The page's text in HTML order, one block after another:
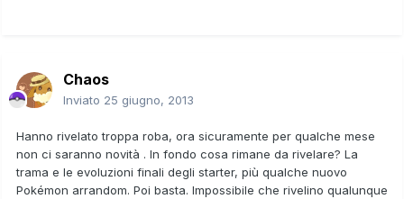
Chaos
Inviato 25 giugno, 2013
Hanno rivelato troppa roba, ora sicuramente per qualche mese
non ci saranno novità . In fondo cosa rimane da rivelare? La
trama e le evoluzioni finali degli starter, più qualche nuovo
Pokémon arrandom. Poi basta. Impossibile che rivelino qualunque